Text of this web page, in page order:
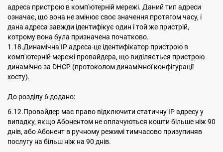
адреса пристрою в комп'ютерній мережі. Даний тип адреси
означає, що вона не змінює своє значення протягом часу, і
дана адреса завжди ідентифікує один і той же пристрій,
котрому вона була призначена початково.
1.18.Динамічна ІР адреса-це ідентифікатор пристрою в
комп'ютерній мережі провайдера, що виділяється пристрою
динамічно за DHCP (протоколом динамічної конфігурації
хосту).
До розділу 6 додано:
6.12.Провайдер має право відключити статичну IP адресу у
випадку, якщо Абонентом не оплачуються кошти більше ніж 90
днів, або Абонент в ручному режимі тимчасово призупиняв
послугу на більш ніж на 90 днів.